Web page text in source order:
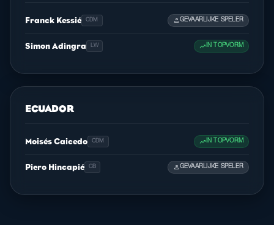
Franck Kessié CDM personGEVAARLIJKE SPELER
Simon Adingra LW trending_upIN TOPVORM
ECUADOR
Moisés Caicedo CDM trending_upIN TOPVORM
Piero Hincapié CB personGEVAARLIJKE SPELER